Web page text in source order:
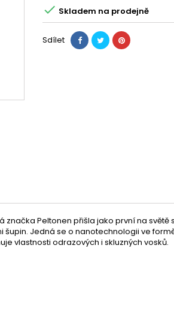
 Skladem na prodejně
Sdílet
značka Peltonen přišla jako první na
Jedná se o nanotechnologii ve
vlastnosti odrazových i skluzných vosků.